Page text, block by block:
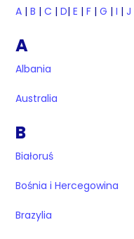
A |B |C |D|E |F |G |I |J
A
Albania
Australia
B
Białoruś
Bośnia i Hercegowina
Brazylia